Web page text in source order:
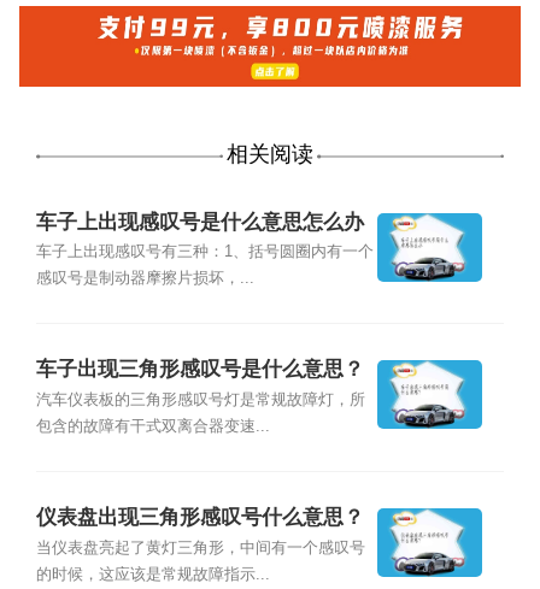
相关阅读
车子上出现感叹号是什么意思怎么办
车子上出现感叹号有三种：1、括号圆圈内有一个
感叹号是制动器摩擦片损坏，...
车子出现三角形感叹号是什么意思？
汽车仪表板的三角形感叹号灯是常规故障灯，所
包含的故障有干式双离合器变速...
仪表盘出现三角形感叹号什么意思？
当仪表盘亮起了黄灯三角形，中间有一个感叹号
的时候，这应该是常规故障指示...